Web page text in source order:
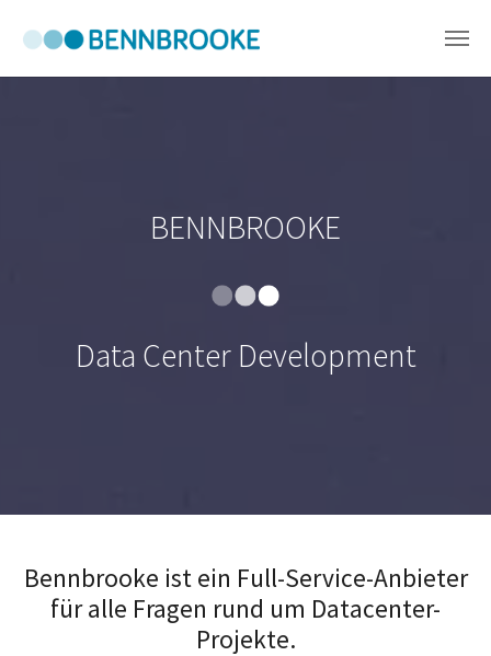
BENNBROOKE
Data Center Development
Bennbrooke ist ein Full-Service-Anbieter
für alle Fragen rund um Datacenter-
Projekte.